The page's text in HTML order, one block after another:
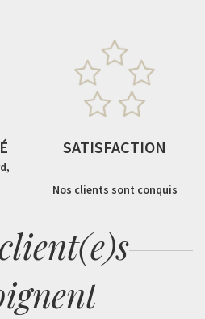
SATISFACTION
Nos clients sont conquis